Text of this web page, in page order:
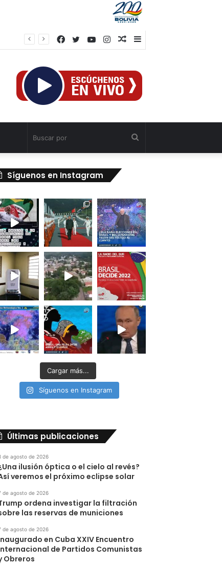
Barra
Publicación
azar
Instagram
YouTube
Twitter
Facebook
Síguenos en Instagram
Cargar más...
Síguenos en Instagram
Últimas publicaciones
de agosto de 2026
ilusión óptica o el cielo al revés?
veremos el próximo eclipse solar
de agosto de 2026
ordena investigar la filtración
las reservas de municiones
de agosto de 2026
en Cuba XXIV Encuentro
de Partidos Comunistas
Obreros